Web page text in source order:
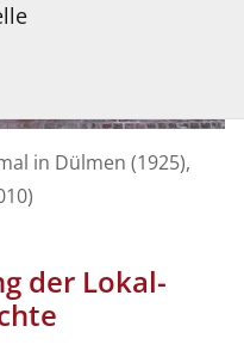
in Dülmen (1925),
der Lokal-